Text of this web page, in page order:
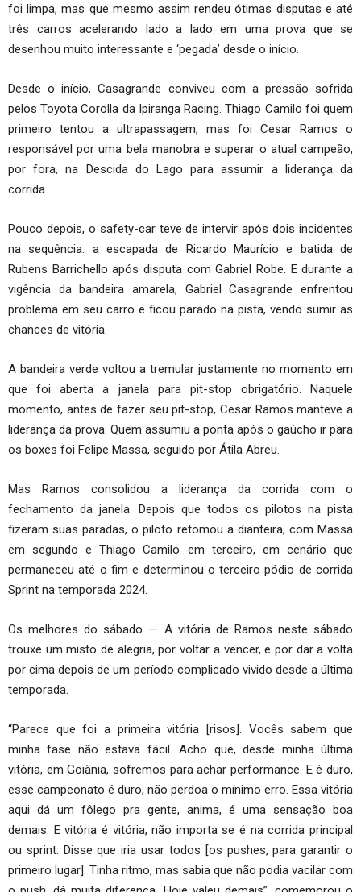
foi limpa, mas que mesmo assim rendeu ótimas disputas e até
três carros acelerando lado a lado em uma prova que se
desenhou muito interessante e ‘pegada’ desde o início.
Desde o início, Casagrande conviveu com a pressão sofrida
pelos Toyota Corolla da Ipiranga Racing. Thiago Camilo foi quem
primeiro tentou a ultrapassagem, mas foi Cesar Ramos o
responsável por uma bela manobra e superar o atual campeão,
por fora, na Descida do Lago para assumir a liderança da
corrida.
Pouco depois, o safety-car teve de intervir após dois incidentes
na sequência: a escapada de Ricardo Maurício e batida de
Rubens Barrichello após disputa com Gabriel Robe. E durante a
vigência da bandeira amarela, Gabriel Casagrande enfrentou
problema em seu carro e ficou parado na pista, vendo sumir as
chances de vitória.
A bandeira verde voltou a tremular justamente no momento em
que foi aberta a janela para pit-stop obrigatório. Naquele
momento, antes de fazer seu pit-stop, Cesar Ramos manteve a
liderança da prova. Quem assumiu a ponta após o gaúcho ir para
os boxes foi Felipe Massa, seguido por Átila Abreu.
Mas Ramos consolidou a liderança da corrida com o
fechamento da janela. Depois que todos os pilotos na pista
fizeram suas paradas, o piloto retomou a dianteira, com Massa
em segundo e Thiago Camilo em terceiro, em cenário que
permaneceu até o fim e determinou o terceiro pódio de corrida
Sprint na temporada 2024.
Os melhores do sábado — A vitória de Ramos neste sábado
trouxe um misto de alegria, por voltar a vencer, e por dar a volta
por cima depois de um período complicado vivido desde a última
temporada.
“Parece que foi a primeira vitória [risos]. Vocês sabem que
minha fase não estava fácil. Acho que, desde minha última
vitória, em Goiânia, sofremos para achar performance. E é duro,
esse campeonato é duro, não perdoa o mínimo erro. Essa vitória
aqui dá um fôlego pra gente, anima, é uma sensação boa
demais. E vitória é vitória, não importa se é na corrida principal
ou sprint. Disse que iria usar todos [os pushes, para garantir o
primeiro lugar]. Tinha ritmo, mas sabia que não podia vacilar com